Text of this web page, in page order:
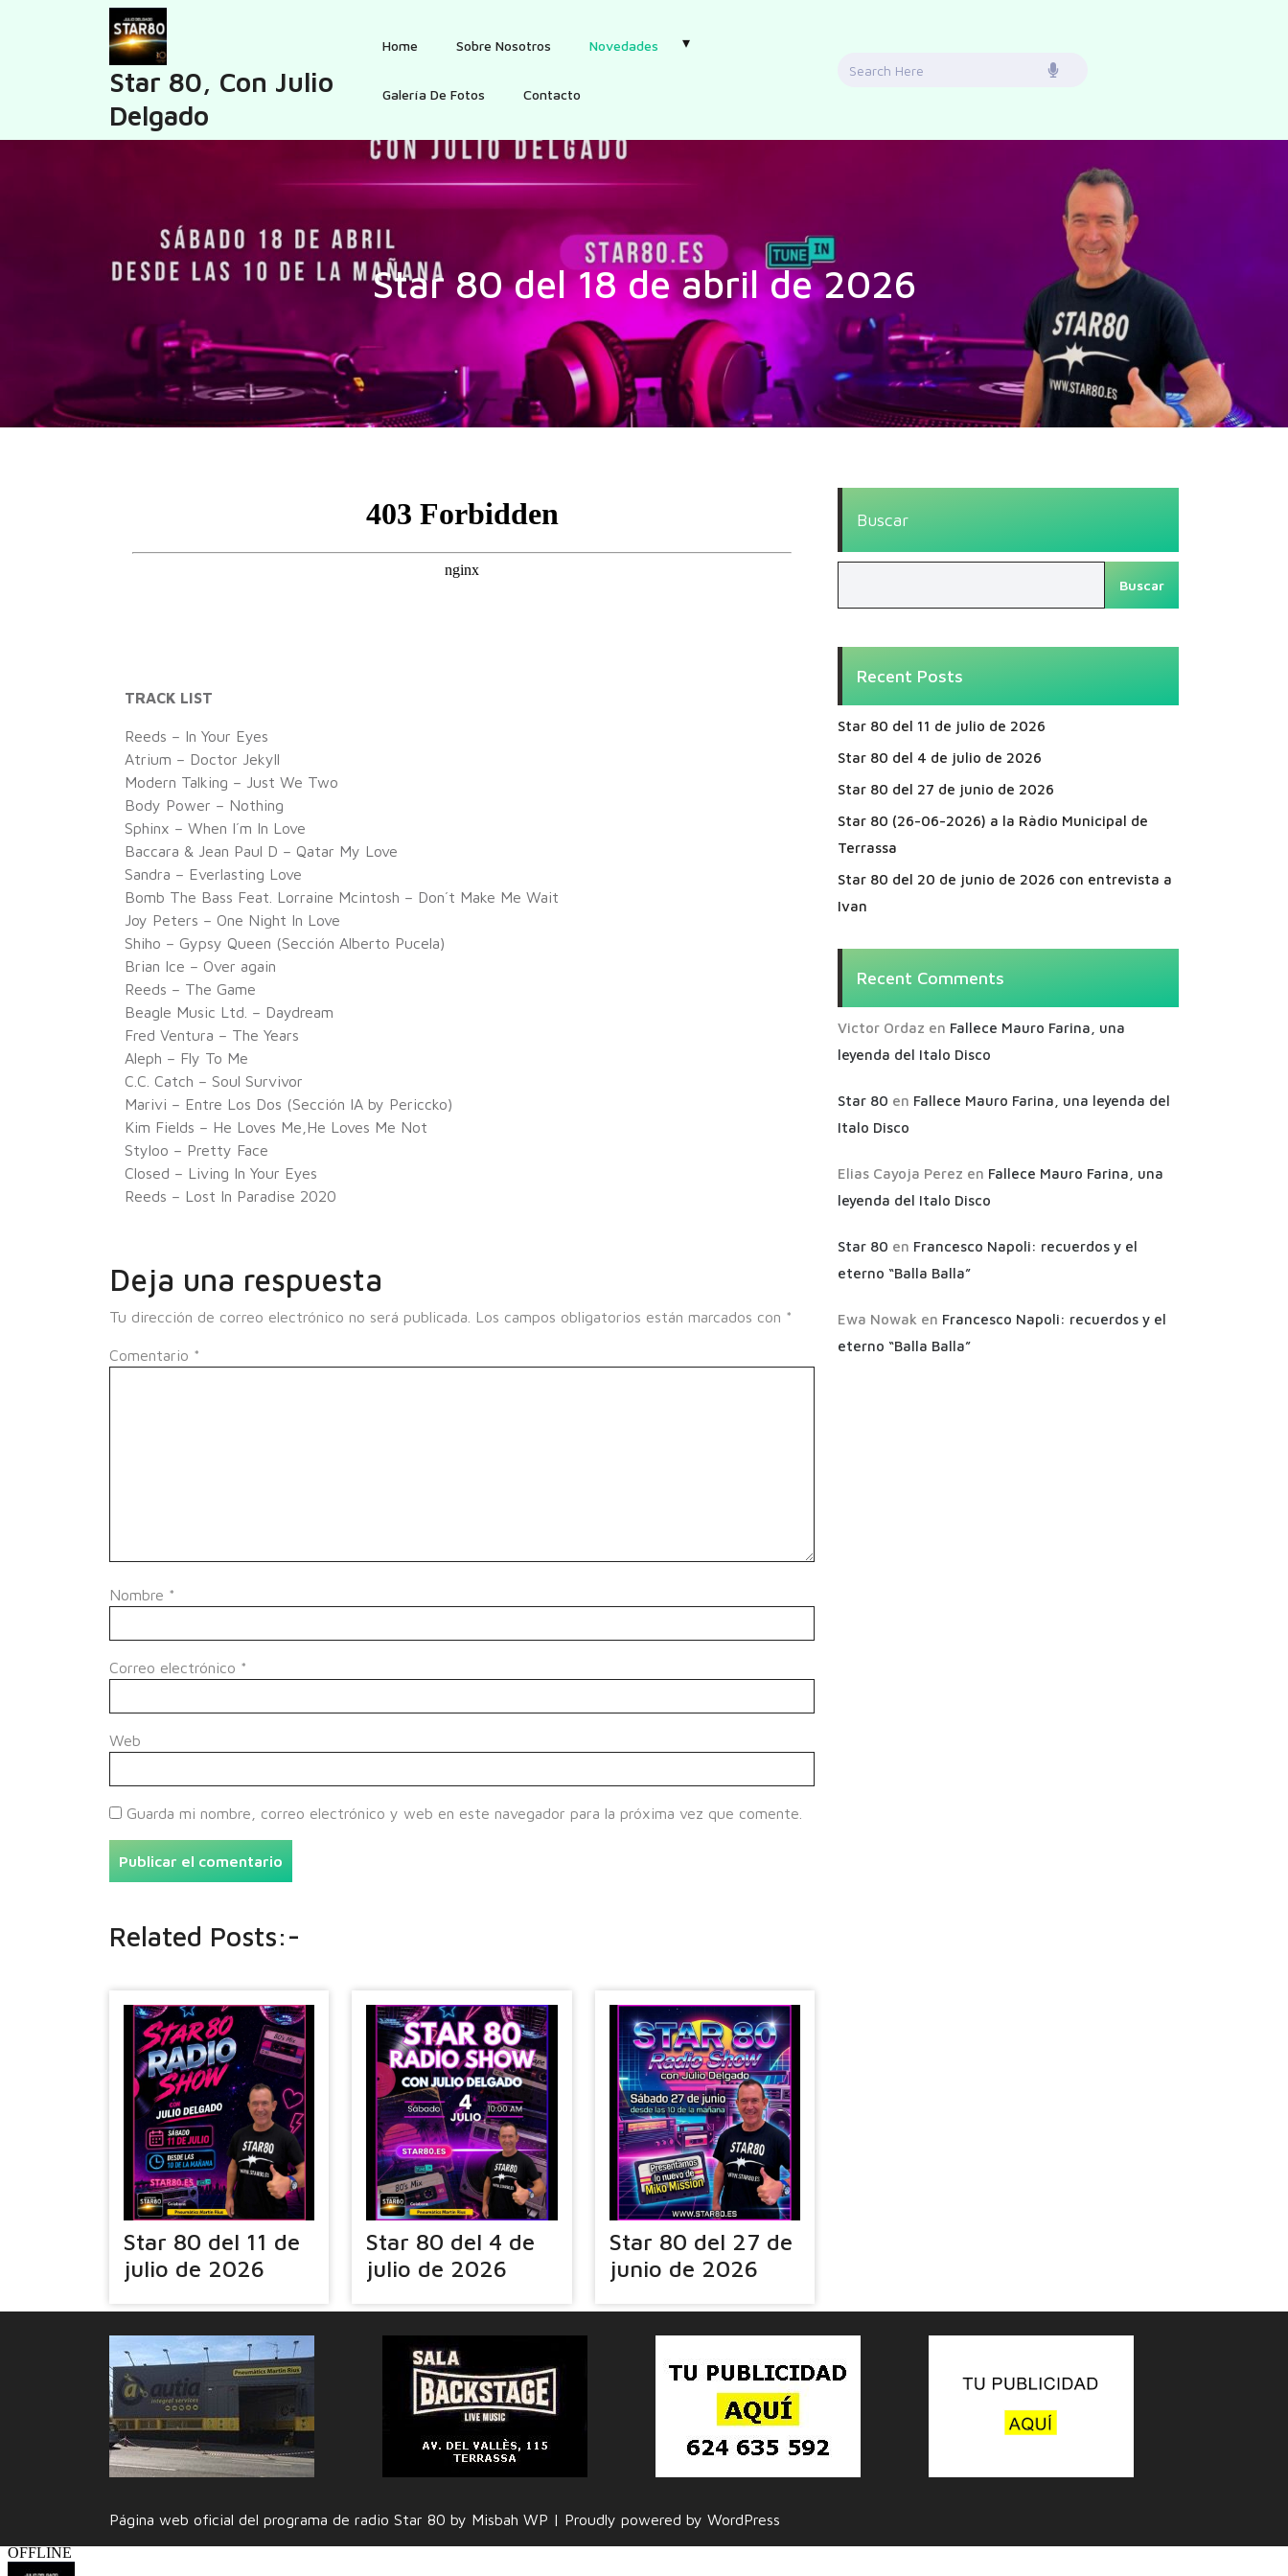
Star 80, Con Julio
Delgado
Home Sobre Nosotros Novedades
Galería De Fotos Contacto
Search
Star 80 del 18 de abril de 2026
TRACK LIST
Reeds – In Your Eyes
Atrium – Doctor Jekyll
Modern Talking – Just We Two
Body Power – Nothing
Sphinx – When I´m In Love
Baccara & Jean Paul D – Qatar My Love
Sandra – Everlasting Love
Bomb The Bass Feat. Lorraine Mcintosh – Don´t Make Me Wait
Joy Peters – One Night In Love
Shiho – Gypsy Queen (Sección Alberto Pucela)
Brian Ice – Over again
Reeds – The Game
Beagle Music Ltd. – Daydream
Fred Ventura – The Years
Aleph – Fly To Me
C.C. Catch – Soul Survivor
Marivi – Entre Los Dos (Sección IA by Periccko)
Kim Fields – He Loves Me,He Loves Me Not
Styloo – Pretty Face
Closed – Living In Your Eyes
Reeds – Lost In Paradise 2020
Deja una respuesta
Tu dirección de correo electrónico no será publicada. Los campos obligatorios están marcados con *
Comentario *
Nombre *
Correo electrónico *
Web
Guarda mi nombre, correo electrónico y web en este navegador para la próxima vez que comente.
Related Posts:-
Star 80 del 11 de
julio de 2026
Star 80 del 4 de
julio de 2026
Star 80 del 27 de
junio de 2026
Buscar
Buscar
Recent Posts
Star 80 del 11 de julio de 2026
Star 80 del 4 de julio de 2026
Star 80 del 27 de junio de 2026
Star 80 (26-06-2026) a la Ràdio Municipal de
Terrassa
Star 80 del 20 de junio de 2026 con entrevista a
Ivan
Recent Comments
Victor Ordaz en Fallece Mauro Farina, una
leyenda del Italo Disco
Star 80 en Fallece Mauro Farina, una leyenda del
Italo Disco
Elias Cayoja Perez en Fallece Mauro Farina, una
leyenda del Italo Disco
Star 80 en Francesco Napoli: recuerdos y el
eterno “Balla Balla”
Ewa Nowak en Francesco Napoli: recuerdos y el
eterno “Balla Balla”
Página web oficial del programa de radio Star 80 by Misbah WP | Proudly powered by WordPress